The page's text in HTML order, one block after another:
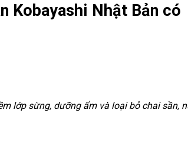
Kobayashi Nhật Bản có
lớp sừng, dưỡng ẩm và loại bỏ chai sần,